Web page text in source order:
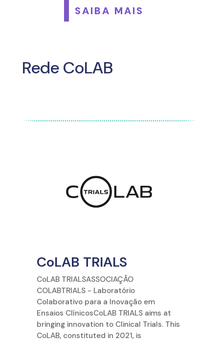
SAIBA MAIS
Rede CoLAB
CoLAB TRIALS
CoLAB TRIALSASSOCIAÇÃO
COLABTRIALS - Laboratório
Colaborativo para a Inovação em
Ensaios ClínicosCoLAB TRIALS aims at
bringing innovation to Clinical Trials. This
CoLAB, constituted in 2021, is